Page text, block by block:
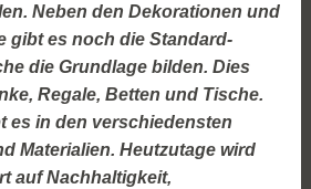
Neben den Dekorationen und
gibt es noch die Standard-
die Grundlage bilden. Dies
Regale, Betten und Tische.
es in den verschiedensten
Materialien. Heutzutage wird
auf Nachhaltigkeit,